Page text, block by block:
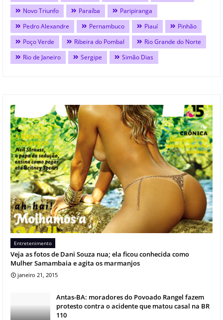
Novo Triunfo
Paraíba
Paripiranga
Pedro Alexandre
Pernambuco Piauí
Pinhão
Poço Verde
Ribeira do Pombal
Rio Grande do Norte
Rio de Janeiro
Sergipe Simão Dias
Entretenimento
Veja as fotos de Dani Souza nua; ela ficou conhecida como
Mulher Samambaia e agita os marmanjos
janeiro 21, 2015
Antas-BA: moradores do Povoado Rangel fazem
protesto contra o acidente que matou casal na BR
110